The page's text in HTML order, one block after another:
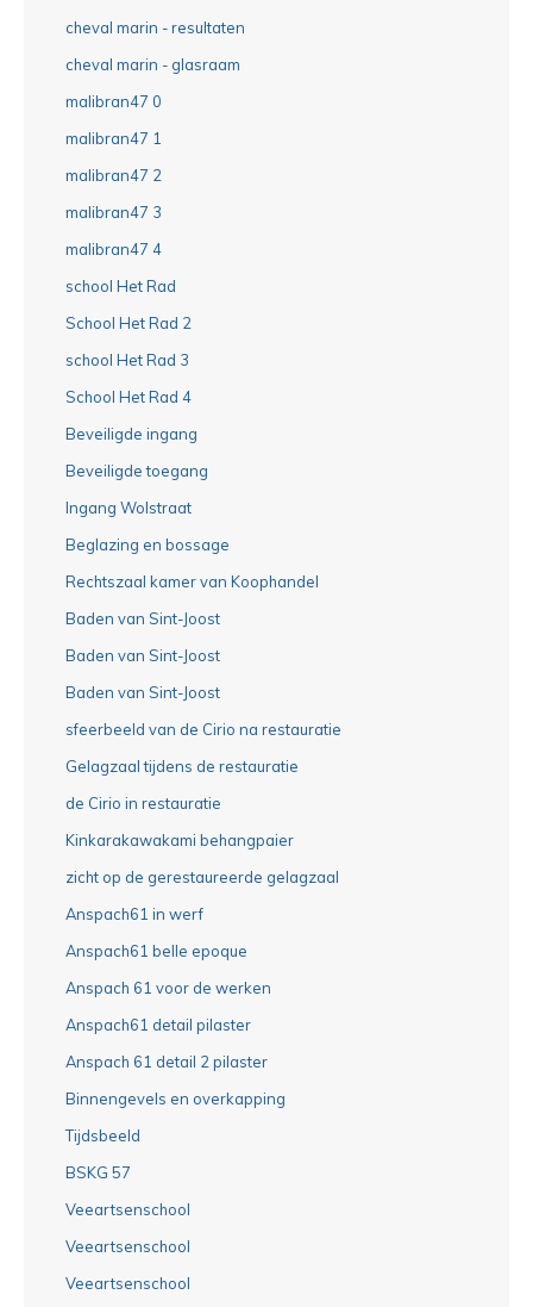
cheval marin - resultaten
cheval marin - glasraam
malibran47 0
malibran47 1
malibran47 2
malibran47 3
malibran47 4
school Het Rad
School Het Rad 2
school Het Rad 3
School Het Rad 4
Beveiligde ingang
Beveiligde toegang
Ingang Wolstraat
Beglazing en bossage
Rechtszaal kamer van Koophandel
Baden van Sint-Joost
Baden van Sint-Joost
Baden van Sint-Joost
sfeerbeeld van de Cirio na restauratie
Gelagzaal tijdens de restauratie
de Cirio in restauratie
Kinkarakawakami behangpaier
zicht op de gerestaureerde gelagzaal
Anspach61 in werf
Anspach61 belle epoque
Anspach 61 voor de werken
Anspach61 detail pilaster
Anspach 61 detail 2 pilaster
Binnengevels en overkapping
Tijdsbeeld
BSKG 57
Veeartsenschool
Veeartsenschool
Veeartsenschool